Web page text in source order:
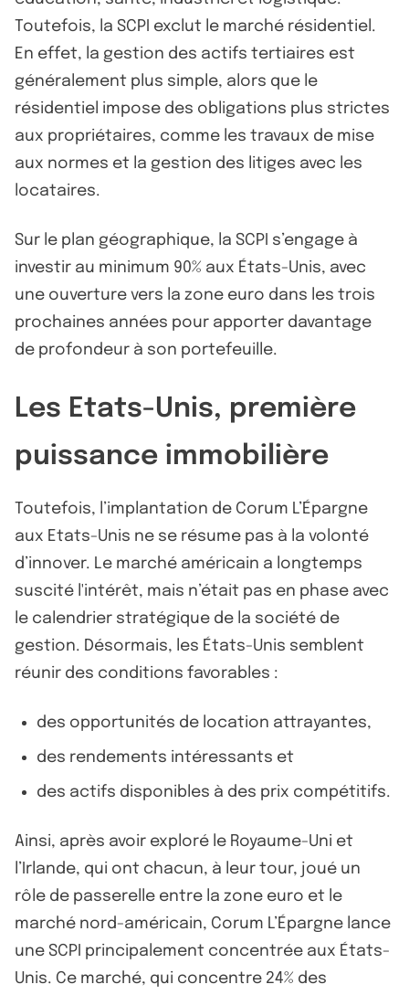
Toutefois, la SCPI exclut le marché résidentiel.
En effet, la gestion des actifs tertiaires est
généralement plus simple, alors que le
résidentiel impose des obligations plus strictes
aux propriétaires, comme les travaux de mise
aux normes et la gestion des litiges avec les
locataires.
Sur le plan géographique, la SCPI s’engage à
investir au minimum 90% aux États-Unis, avec
une ouverture vers la zone euro dans les trois
prochaines années pour apporter davantage
de profondeur à son portefeuille.
Les Etats-Unis, première
puissance immobilière
Toutefois, l’implantation de Corum L’Épargne
aux Etats-Unis ne se résume pas à la volonté
d’innover. Le marché américain a longtemps
suscité l'intérêt, mais n’était pas en phase avec
le calendrier stratégique de la société de
gestion. Désormais, les États-Unis semblent
réunir des conditions favorables :
des opportunités de location attrayantes,
des rendements intéressants et
des actifs disponibles à des prix compétitifs.
Ainsi, après avoir exploré le Royaume-Uni et
l’Irlande, qui ont chacun, à leur tour, joué un
rôle de passerelle entre la zone euro et le
marché nord-américain, Corum L’Épargne lance
une SCPI principalement concentrée aux États-
Unis. Ce marché, qui concentre 24% des